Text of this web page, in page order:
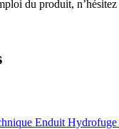
du produit,
Enduit